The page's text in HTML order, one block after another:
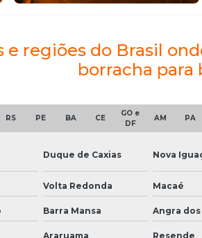
e regiões do Brasil
borracha para
RS PE BA CE
GO e
DF
AM PA
Duque de Caxias Nova
Volta Redonda Macaé
Barra Mansa Angra dos
Araruama Resende